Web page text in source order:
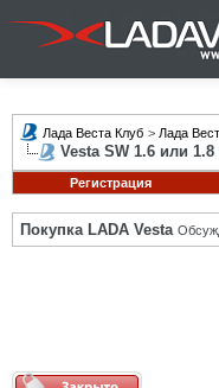
Лада Веста Клуб > Лада
Vesta SW 1.6 или
Регистрация
Покупка LADA Vesta